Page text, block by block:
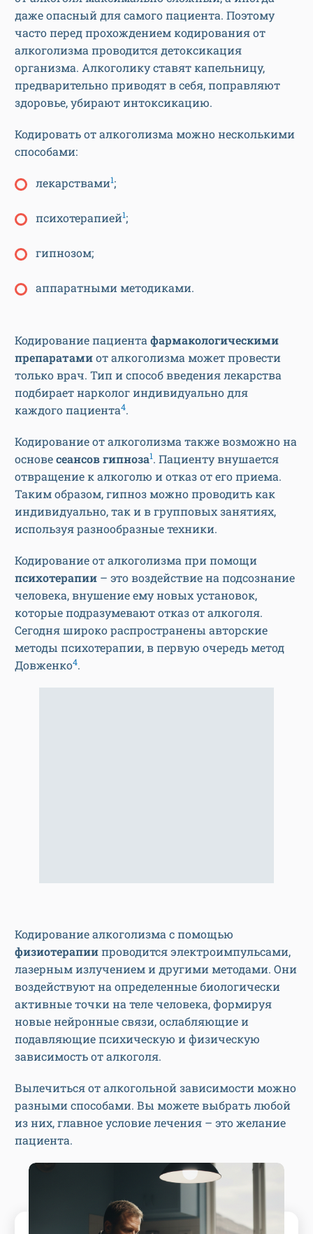
даже опасный для самого пациента. Поэтому
часто перед прохождением кодирования от
алкоголизма проводится детоксикация
организма. Алкоголику ставят капельницу,
предварительно приводят в себя, поправляют
здоровье, убирают интоксикацию.
Кодировать от алкоголизма можно несколькими
способами:
лекарствами1;
психотерапией1;
гипнозом;
аппаратными методиками.
Кодирование пациентафармакологическими
препаратамиот алкоголизма может провести
только врач. Тип и способ введения лекарства
подбирает нарколог индивидуально для
каждого пациента4.
Кодирование от алкоголизма также возможно на
основесеансов гипноза1. Пациенту внушается
отвращение к алкоголю и отказ от его приема.
Таким образом, гипноз можно проводить как
индивидуально, так и в групповых занятиях,
используя разнообразные техники.
Кодирование от алкоголизма при помощи
психотерапии – это воздействие на подсознание
человека, внушение ему новых установок,
которые подразумевают отказ от алкоголя.
Сегодня широко распространены авторские
методы психотерапии, в первую очередь метод
Довженко4.
Кодирование алкоголизма с помощью
физиотерапиипроводится электроимпульсами,
лазерным излучением и другими методами. Они
воздействуют на определенные биологически
активные точки на теле человека, формируя
новые нейронные связи, ослабляющие и
подавляющие психическую и физическую
зависимость от алкоголя.
Вылечиться от алкогольной зависимости можно
разными способами. Вы можете выбрать любой
из них, главное условие лечения – это желание
пациента.